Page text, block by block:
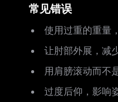
常见错误
使用过重的重量
让肘部外展，减
用肩膀滚动而不
过度后仰，影响